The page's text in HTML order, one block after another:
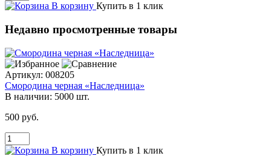
В корзину Купить в 1 клик
Недавно просмотренные товары
Артикул: 008205
Смородина черная «Наследница»
В наличии: 5000 шт.
500 руб.
В корзину Купить в 1 клик